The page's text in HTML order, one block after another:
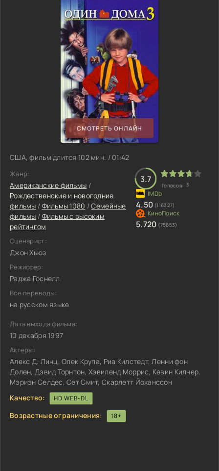
СМОТРЕТЬ ОНЛАЙН
США, фильм длится 102 мин. / 01:42
Жанр:
Американские фильмы /
Рождественские и новогодние
фильмы / Фильмы 1080 /Семейные
фильмы / Фильмы с высоким
рейтингом
Сценарист:
Джон Хьюз
Режиссер:
Раджа Госнелл
Все переводы:
на русском языке
3.7
Голосов: 3
4.50 (116327)
5.720 (75653)
Дата выхода фильма:
10 декабря 1997
Актеры:
Алекс Д. Линц, Олек Крупа, Риа Килстедт, Ленни фон
Долен, Дэвид Торнтон, Хэвиленд Моррис, Кевин Килнер,
Мэриэн Селдес, Сет Смит, Скарлетт Йоханссон
Качество:
HD WEB-DL
Возрастные ограничения: 18+